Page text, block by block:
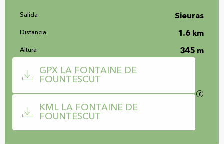
Información práctica
Salida Sieuras
Distancia 1.6 km
Altura 345 m
GPX LA FONTAINE DE
FOUNTESCUT
KML LA FONTAINE DE
FOUNTESCUT
Los